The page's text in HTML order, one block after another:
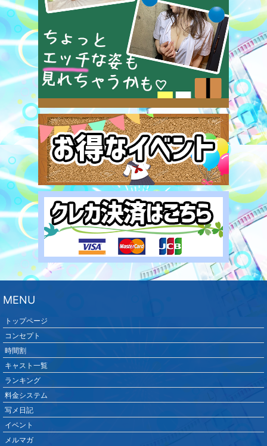
MENU
トップページ
コンセプト
時間割
キャスト一覧
ランキング
料金システム
写メ日記
イベント
メルマガ